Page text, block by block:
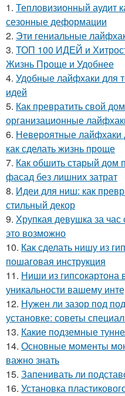
1. Тепловизионный аудит
сезонные деформации
2. Эти гениальные
3. ТОП 100 ИДЕЙ и
Жизнь Проще и Удобнее
4. Удобные лайфхаки для
идей
5. Как превратить свой
организационные
6. Невероятные лайфхаки
как сделать жизнь проще
7. Как обшить старый дом
фасад без лишних затрат
8. Идеи для ниш: как
стильный декор
9. Хрупкая девушка за
это возможно
10. Как сделать нишу из
пошаговая инструкция
11. Ниши из гипсокартона
уникальности вашему
12. Нужен ли зазор под
установке: советы
13. Какие подземные
14. Основные моменты
важно знать
15. Запенивать ли
16. Установка